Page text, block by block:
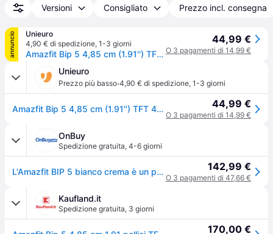
Versioni Consigliato Prezzo incl. consegna
annuncio
Unieuro
4,90 € di spedizione, 1-3 giorni
Amazfit Bip 5 4,85 cm (1.91'') TFT 45.9 mm Digitale 320 x 380 Pixel Touch screen Bianco GPS (satellitare)
44,99 €
O 3 pagamenti di 14,99 €
Unieuro
Prezzo più basso·4,90 € di spedizione, 1-3 giorni
Amazfit Bip 5 4,85 cm (1.91'') TFT 45.9 mm Digitale 320 x 380 Pixel Touch screen Bianco GPS (satellitare) 44,99 €
O 3 pagamenti di 14,99 €
OnBuy
Spedizione gratuita, 4-6 giorni
L'Amazfit BIP 5 bianco crema è un prodotto originale e nuovo che appartiene alla categoria degli orologi intelligenti. Il suo codice 142,99 €
O 3 pagamenti di 47,66 €
Kaufland.it
Spedizione gratuita, 3 giorni
170,00 €